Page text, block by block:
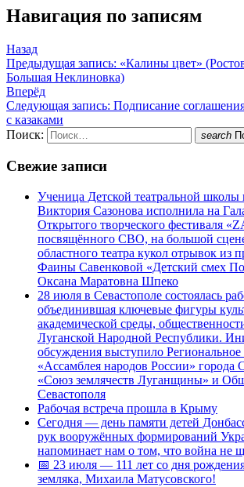
Навигация по записям
Назад
Предыдущая запись: «Калины цвет»
Большая Неклиновка)
Вперёд
Следующая запись: Подписание
с казаками
Поиск:
search
Свежие записи
Ученица Детской театральной школы
Виктория Сазонова исполнила на
Открытого творческого фестиваля
посвящённого СВО, на большой
областного театра кукол отрывок из
Фаины Савенковой «Детский смех
Оксана Маратовна Шпеко
28 июля в Севастополе состоялась
объединившая ключевые фигуры
академической среды,
Луганской Народной Республики.
обсуждения выступило
«Ассамблея народов России»
«Союз землячеств Луганщины» и
Севастополя
Рабочая встреча прошла в Крыму
Сегодня — день памяти детей
рук вооружённых формирований
напоминает нам о том, что война не
📅 23 июля — 111 лет со дня
земляка, Михаила Матусовского!